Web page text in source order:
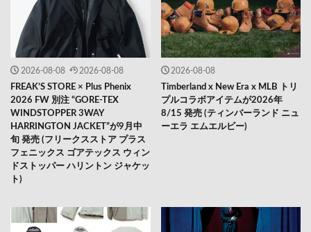
2026-08-08 2026-08-08
FREAK’S STORE × Plus Phenix
2026 FW 別注 “GORE-TEX
WINDSTOPPER 3WAY
HARRINGTON JACKET”が9月中
旬 発売 (フリークスストア プラス
フェニックス ゴアテックス ウィン
ドストッパー ハリントン ジャケッ
ト)
2026-08-08
Timberland x New Era x MLB トリ
プルコラボアイテムが2026年
8/15 発売 (ティンバーランド ニュ
ーエラ エムエルビー)